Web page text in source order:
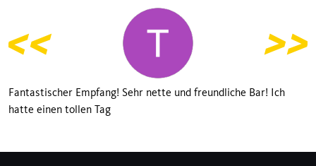
Fantastischer Empfang! Sehr nette und freundliche Bar! Ich
hatte einen tollen Tag